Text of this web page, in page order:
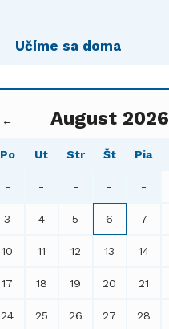
Učíme sa doma
← August 2026
Po Ut Str Št Pia
- - - - -
3 4 5 6 7
10 11 12 13 14
17 18 19 20 21
24 25 26 27 28